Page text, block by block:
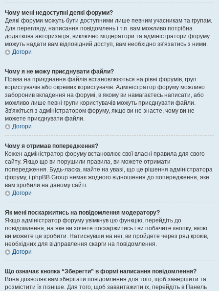
Чому мені недоступні деякі форуми?
Деякі форуми можуть бути доступними лише певним учасникам та групам.
Для перегляду, написання повідомлень і т.п. вам можливо потрібна
додаткова авторизація, виключно модератори та адміністратори форуму
можуть надати вам відповідний доступ, вам необхідно зв'язатись з ними.
Догори
Чому я не можу приєднувати файли?
Права на приєднання файлів встановлюються на рівні форумів, груп
користувачів або окремих користувачів. Адміністратор форуму можливо
заборонив вкладення на форумі, в якому ви намагаєтесь написати, або
можливо лише певні групи користувачів можуть приєднувати файли.
Зв'яжіться з адміністратором форуму, якщо ви не знаєте, чому ви не
можете приєднувати файли.
Догори
Чому я отримав попередження?
Кожен адміністратор форуму встановлює свої власні правила для свого
сайту. Якщо що ви порушили правила, ви можете отримати
попередження. Будь-ласка, майте на увазі, що це рішення адміністратора
форуму, і phpBB Group немає жодного відношення до попередження, яке
вам зробили на даному сайті.
Догори
Як мені поскаржитись на повідомлення модератору?
Якщо адміністратор форуму увімкнув цю функцію, перейдіть до
повідомлення, на яке ви хочете поскаржитись і ви побачите кнопку, якою
ви можете це зробити. Натиснувши на неї, ви пройдете через ряд кроків,
необхідних для відправлення скарги на повідомлення.
Догори
Що означає кнопка “Зберегти” в формі написання повідомлення?
Вона дозволяє вам зберігати повідомлення для того, щоб завершити та
розмістити їх пізніше. Для того, щоб завантажити їх, перейдіть в Панель